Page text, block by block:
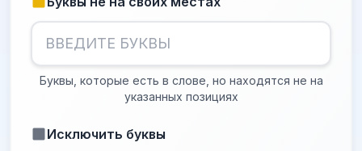
Буквы, которые есть в слове, но находятся не на
указанных позициях
Исключить буквы